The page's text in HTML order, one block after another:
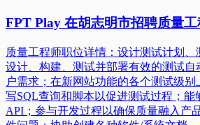
FPT Play 在胡志明市招聘质量
质量工程师职位详情：设计测试计划、
设计、构建、测试并部署有效的测试自
户需求；在新网站功能的各个测试级
写SQL查询和脚本以促进测试过程；能
API；参与开发过程以确保质量融入产